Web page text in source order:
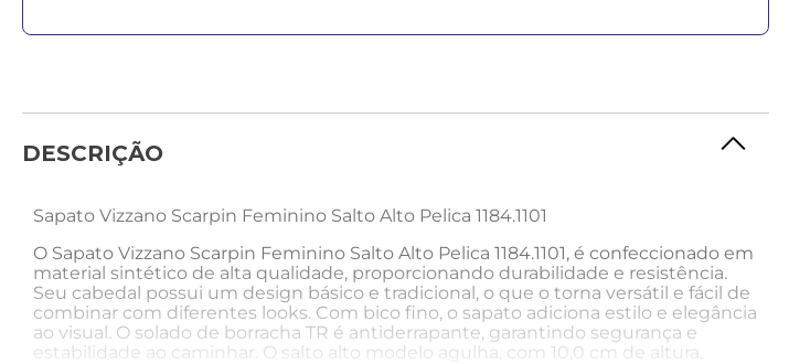
DESCRIÇÃO
Sapato Vizzano Scarpin Feminino Salto Alto Pelica 1184.1101
O Sapato Vizzano Scarpin Feminino Salto Alto Pelica 1184.1101, é confeccionado em
material sintético de alta qualidade, proporcionando durabilidade e resistência.
Seu cabedal possui um design básico e tradicional, o que o torna versátil e fácil de
combinar com diferentes looks. Com bico fino, o sapato adiciona estilo e elegância
ao visual. O solado de borracha TR é antiderrapante, garantindo segurança e
estabilidade ao caminhar. O salto alto modelo agulha, com 10,0 cm de altura,